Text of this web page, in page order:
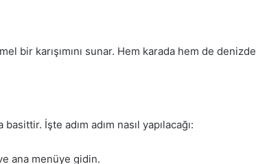
bir karışımını sunar. Hem karada hem de denizde
İşte adım adım nasıl yapılacağı:
ana menüye gidin.